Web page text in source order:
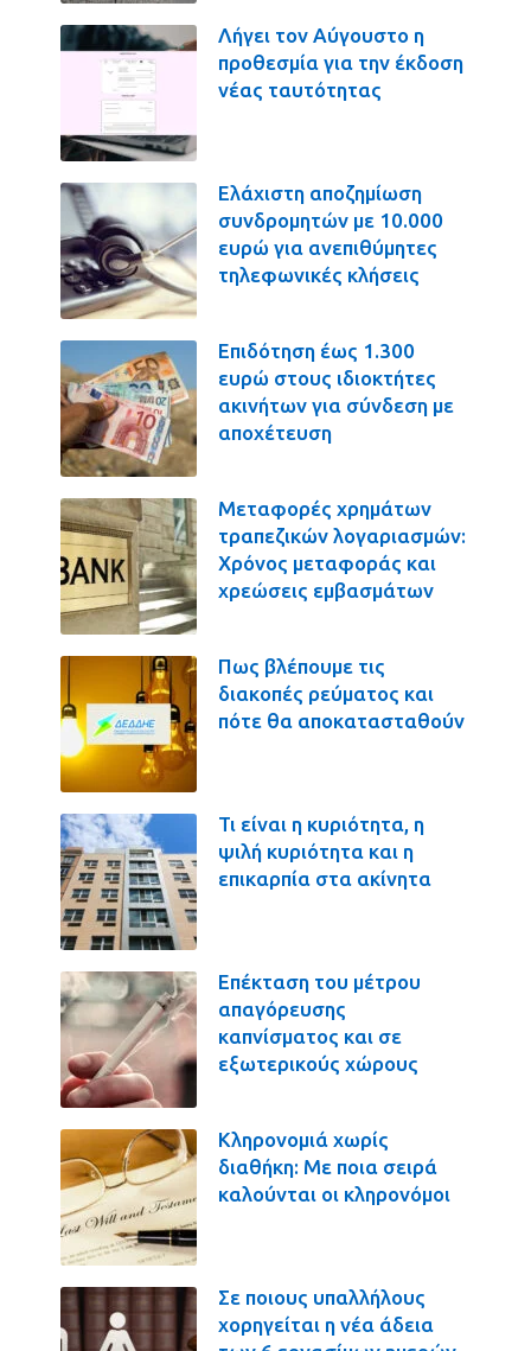
Λήγει τον Αύγουστο η
προθεσμία για την έκδοση
νέας ταυτότητας
Ελάχιστη αποζημίωση
συνδρομητών με 10.000
ευρώ για ανεπιθύμητες
τηλεφωνικές κλήσεις
Επιδότηση έως 1.300
ευρώ στους ιδιοκτήτες
ακινήτων για σύνδεση με
αποχέτευση
Μεταφορές χρημάτων
τραπεζικών λογαριασμών:
Χρόνος μεταφοράς και
χρεώσεις εμβασμάτων
Πως βλέπουμε τις
διακοπές ρεύματος και
πότε θα αποκατασταθούν
Τι είναι η κυριότητα, η
ψιλή κυριότητα και η
επικαρπία στα ακίνητα
Επέκταση του μέτρου
απαγόρευσης
καπνίσματος και σε
εξωτερικούς χώρους
Κληρονομιά χωρίς
διαθήκη: Με ποια σειρά
καλούνται οι κληρονόμοι
Σε ποιους υπαλλήλους
χορηγείται η νέα άδεια